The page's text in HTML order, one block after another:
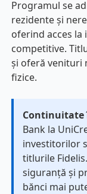
Programul se
rezidente și
oferind acces
competitive.
și oferă venituri
fizice.
Continuitate
Bank la
investitorilor
titlurile
siguranță și
bănci mai